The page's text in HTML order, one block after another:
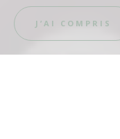
J’AI COMPRIS